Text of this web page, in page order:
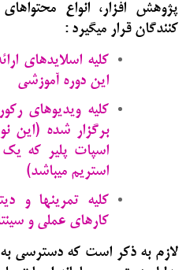
پژوهش افزار، انواع
کنندگان قرار میگیرد :
کلیه اسلایدهای
این دوره آموزشی
کلیه ویدیوهای
برگزار شده (این
اسپات پلیر که یک
استریم میباشد)
کلیه تمرینها و
کارهای عملی و
لازم به ذکر است که دسترسی